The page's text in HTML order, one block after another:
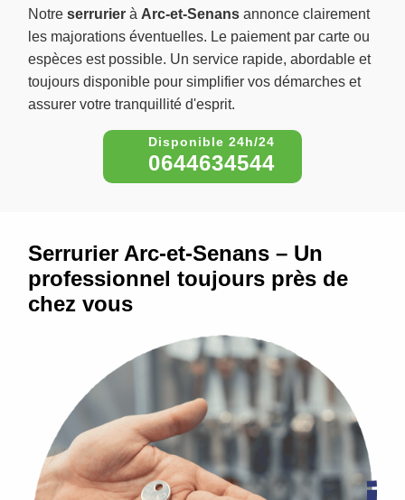
Notre serrurier à Arc-et-Senans annonce clairement
les majorations éventuelles. Le paiement par carte ou
espèces est possible. Un service rapide, abordable et
toujours disponible pour simplifier vos démarches et
assurer votre tranquillité d'esprit.
0644634544
Serrurier Arc-et-Senans – Un
professionnel toujours près de
chez vous